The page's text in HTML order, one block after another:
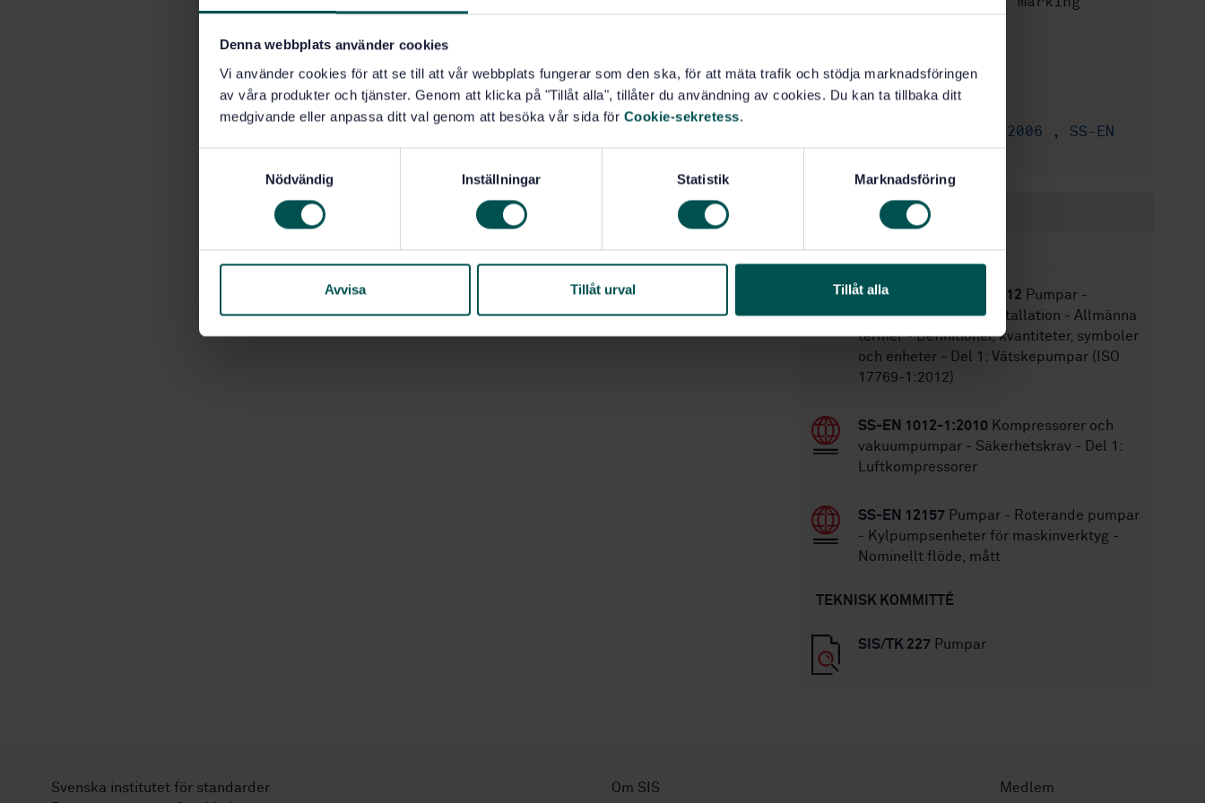
Denna webbplats använder cookies
Vi använder cookies för att se till att vår webbplats fungerar som den ska, för att mäta trafik och stödja marknadsföringen
av våra produkter och tjänster. Genom att klicka på "Tillåt alla", tillåter du användning av cookies. Du kan ta tillbaka ditt
medgivande eller anpassa ditt val genom att besöka vår sida för Cookie-sekretess.
s
Nödvändig Inställningar Statistik Marknadsföring
Avvisa Tillåt urval Tillåt alla
Fastställd:1999-04-23
13
SS-EN 1151-2:2006 , SS-EN
1151-1:2006
Inom samma område
STANDARDER
SS-EN ISO 17769-1:2012 Pumpar -
Vätskepumpar och installation - Allmänna
termer - Definitioner, kvantiteter, symboler
och enheter - Del 1: Vätskepumpar (ISO
17769-1:2012)
SS-EN 1012-1:2010 Kompressorer och
vakuumpumpar - Säkerhetskrav - Del 1:
Luftkompressorer
SS-EN 12157 Pumpar - Roterande pumpar
- Kylpumpsenheter för maskinverktyg -
Nominellt flöde, mått
TEKNISK KOMMITTÉ
SIS/TK 227 Pumpar
Svenska institutet för standarder
Om SIS Medlem